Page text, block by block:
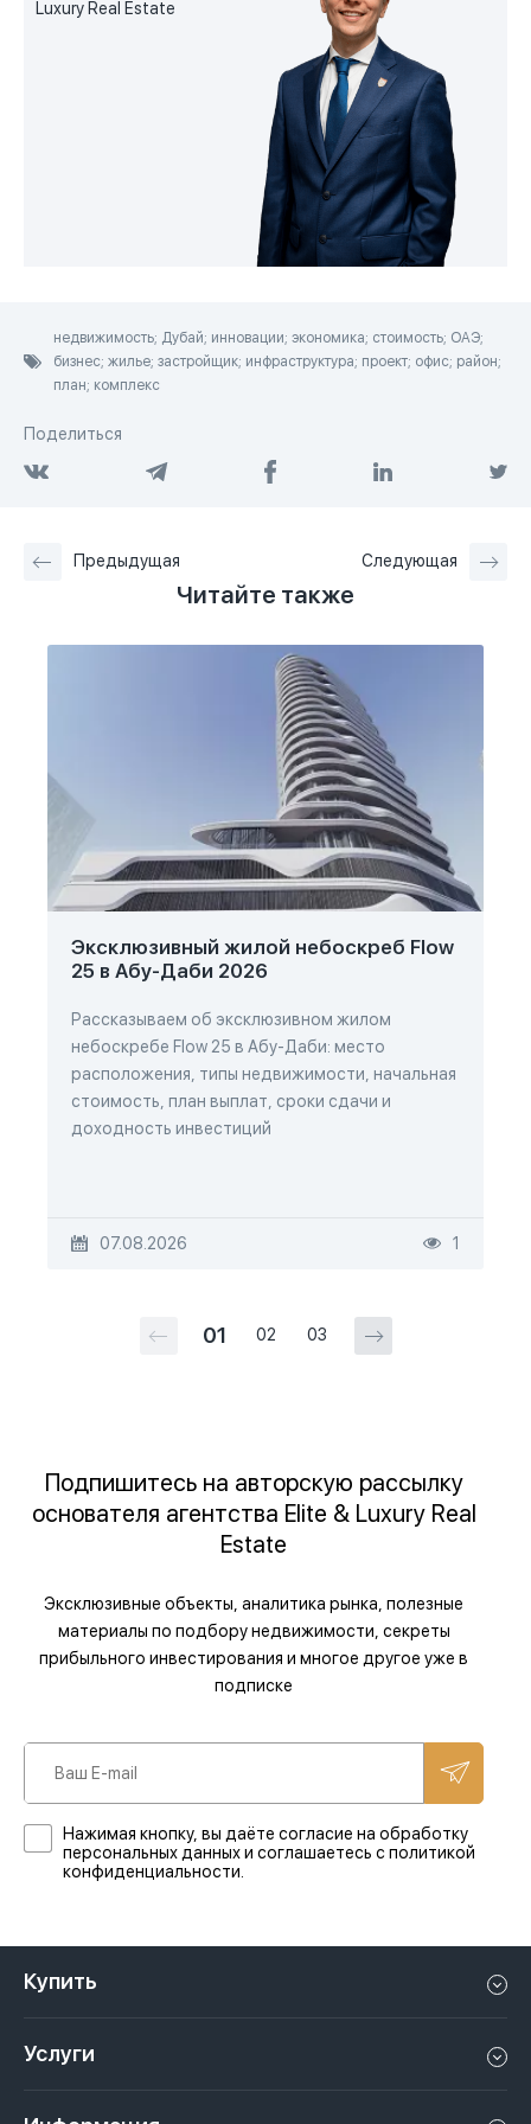
Luxury Real Estate
недвижимость; Дубай; инновации; экономика; стоимость; ОАЭ;
бизнес; жилье; застройщик; инфраструктура; проект; офис; район;
план; комплекс
Поделиться
Предыдущая Следующая
Читайте также
Эксклюзивный жилой небоскреб Flow
25 в Абу-Даби 2026
Рассказываем об эксклюзивном жилом
небоскребе Flow 25 в Абу-Даби: место
расположения, типы недвижимости, начальная
стоимость, план выплат, сроки сдачи и
доходность инвестиций
07.08.2026 1
01 02 03
Подпишитесь на авторскую рассылку
основателя агентства Elite & Luxury Real
Estate
Эксклюзивные объекты, аналитика рынка, полезные
материалы по подбору недвижимости, секреты
прибыльного инвестирования и многое другое уже в
подписке
Нажимая кнопку, вы даёте согласие на обработку
персональных данных и соглашаетесь с политикой
конфиденциальности.
Купить
Апартаменты в Дубае
Услуги